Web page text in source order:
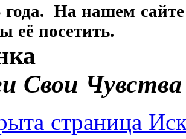
года. На нашем
её посетить.
Свои Чувства